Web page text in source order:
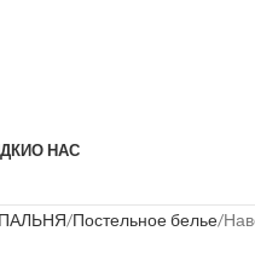
О НАС
Постельное белье